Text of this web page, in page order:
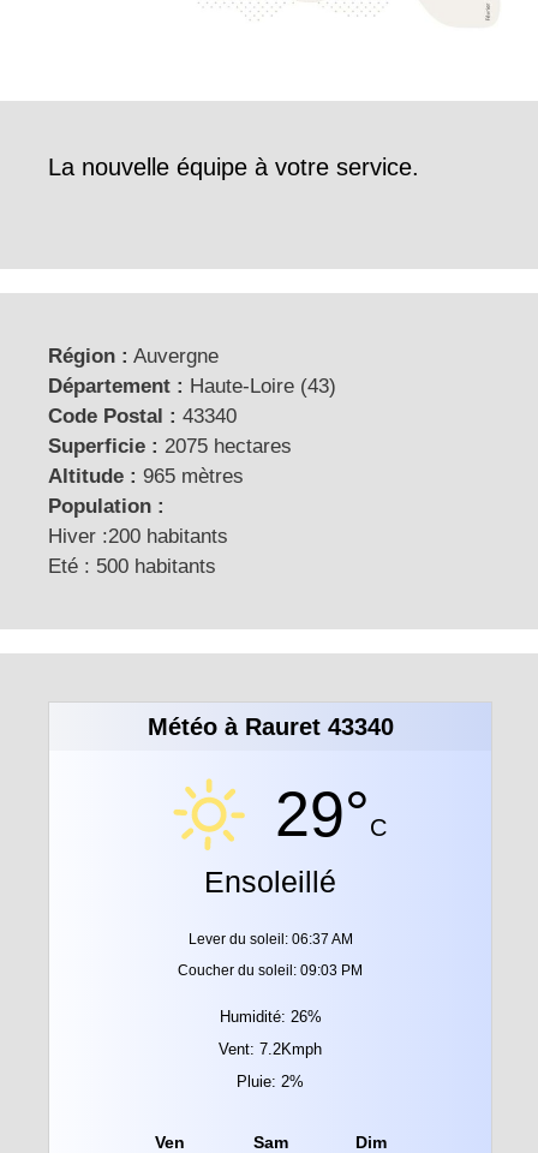
La nouvelle équipe à votre service.
Région : Auvergne
Département : Haute-Loire (43)
Code Postal : 43340
Superficie : 2075 hectares
Altitude : 965 mètres
Population :
Hiver :200 habitants
Eté : 500 habitants
Météo à Rauret 43340
29°C
Ensoleillé
Lever du soleil: 06:37 AM
Coucher du soleil: 09:03 PM
Humidité: 26%
Vent: 7.2Kmph
Pluie: 2%
Ven Sam Dim